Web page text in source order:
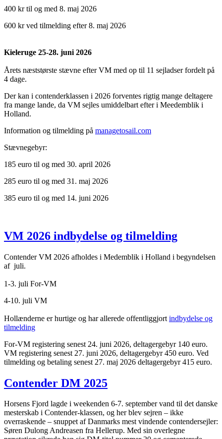
400 kr til og med 8. maj 2026
600 kr ved tilmelding efter 8. maj 2026
Kieleruge 25-28. juni 2026
Årets næststørste stævne efter VM med op til 11 sejladser fordelt på
4 dage.
Der kan i contenderklassen i 2026 forventes rigtig mange deltagere
fra mange lande, da VM sejles umiddelbart efter i Meedemblik i
Holland.
Information og tilmelding på managetosail.com
Stævnegebyr:
185 euro til og med 30. april 2026
285 euro til og med 31. maj 2026
385 euro til og med 14. juni 2026
VM 2026 indbydelse og tilmelding
Contender VM 2026 afholdes i Medemblik i Holland i begyndelsen
af juli.
1-3. juli For-VM
4-10. juli VM
Hollænderne er hurtige og har allerede offentliggjort indbydelse og
tilmelding
For-VM registering senest 24. juni 2026, deltagergebyr 140 euro.
VM registering senest 27. juni 2026, deltagergebyr 450 euro. Ved
tilmelding og betaling senest 27. maj 2026 deltagergebyr 415 euro.
Contender DM 2025
Horsens Fjord lagde i weekenden 6-7. september vand til det danske
mesterskab i Contender-klassen, og her blev sejren – ikke
overraskende – snuppet af Danmarks mest vindende contendersejler:
Søren Dulong Andreasen fra Hellerup. Med sin overlegne